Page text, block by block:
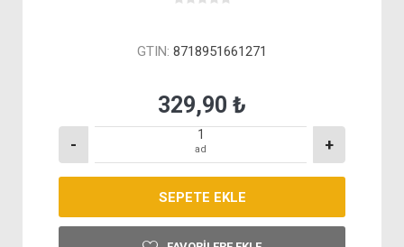
GTIN: 8718951661271
329,90 ₺
- ad +